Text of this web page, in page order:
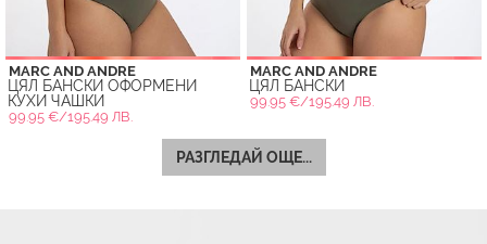
MARC AND ANDRE
ЦЯЛ БАНСКИ ОФОРМЕНИ
КУХИ ЧАШКИ
99.95 €/195.49 ЛВ.
MARC AND ANDRE
ЦЯЛ БАНСКИ
99.95 €/195.49 ЛВ.
РАЗГЛЕДАЙ ОЩЕ...